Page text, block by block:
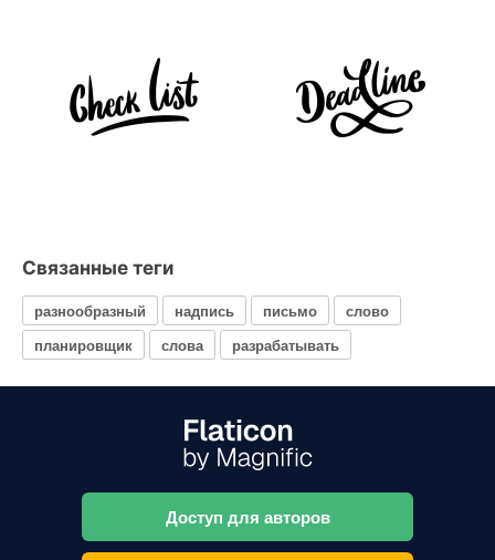
Связанные теги
разнообразный надпись письмо
слово
планировщик
слова разрабатывать
Доступ для авторов